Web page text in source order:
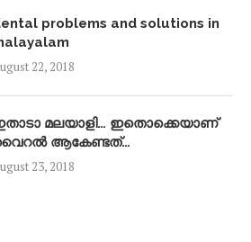
problems and solutions in
22, 2018
മലയാളി… ഇതൊക്കെയാണ്
ആകേണ്ടത്…
23, 2018